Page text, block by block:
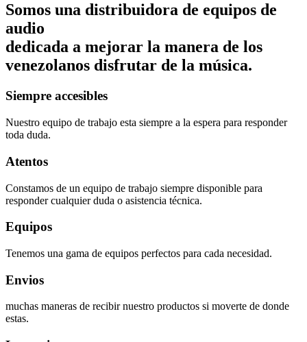
Somos una distribuidora de equipos de
audio
dedicada a mejorar la manera de los
venezolanos disfrutar de la música.
Siempre accesibles
Nuestro equipo de trabajo esta siempre a la espera para responder
toda duda.
Atentos
Constamos de un equipo de trabajo siempre disponible para
responder cualquier duda o asistencia técnica.
Equipos
Tenemos una gama de equipos perfectos para cada necesidad.
Envios
muchas maneras de recibir nuestro productos si moverte de donde
estas.